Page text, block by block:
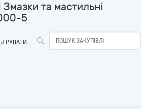
Змазки та мастильні
5